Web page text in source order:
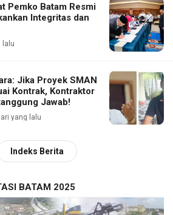
Pemko Batam Resmi
Integritas dan
lalu
Jika Proyek SMAN
Kontrak, Kontraktor
Jawab!
yang lalu
Indeks Berita
BATAM 2025